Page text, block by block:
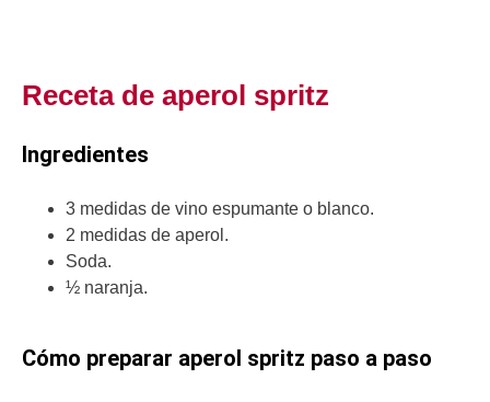
Receta de aperol spritz
Ingredientes
3 medidas de vino espumante o blanco.
2 medidas de aperol.
Soda.
½ naranja.
Cómo preparar aperol spritz paso a paso